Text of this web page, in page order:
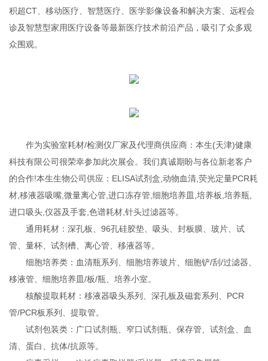
积超CT、移动医疗、智慧医疗、医学影像设备和解决方案、远程会
诊及智慧型家用医疗设备等最新医疗技术前沿产品，吸引了众多观
众围观。
作为实验室耗材/检测仪厂家及代理商供应商：本生(天津)健康
科技有限公司很荣幸参加此次展会。我们真诚期盼与各位新老客户
的合作!本生生物公司供应：ELISA试剂盒,动物血清,荧光定量PCR耗
材,移液器吸嘴,微量离心管,进口冻存管,细胞培养皿,培养板,培养瓶,
进口吸头,仪器及手套,色谱耗材,针头过滤器等。
通用耗材：深孔板、96孔硅胶垫、吸头、封板膜、玻片、试
管、量杯、试剂槽、离心管、移液器等。
细胞培养类：血清瓶系列、细胞培养玻片、细胞铲/刮/过滤器、
移液管、细胞培养皿/板/瓶、培养小室。
核酸提取耗材：移液器吸头系列、深孔板及磁套系列、PCR
管/PCR板系列、提取管。
试剂包装类：广口试剂瓶、窄口试剂瓶、保存管、试剂盒、血
清、蛋白、抗体/抗原等。